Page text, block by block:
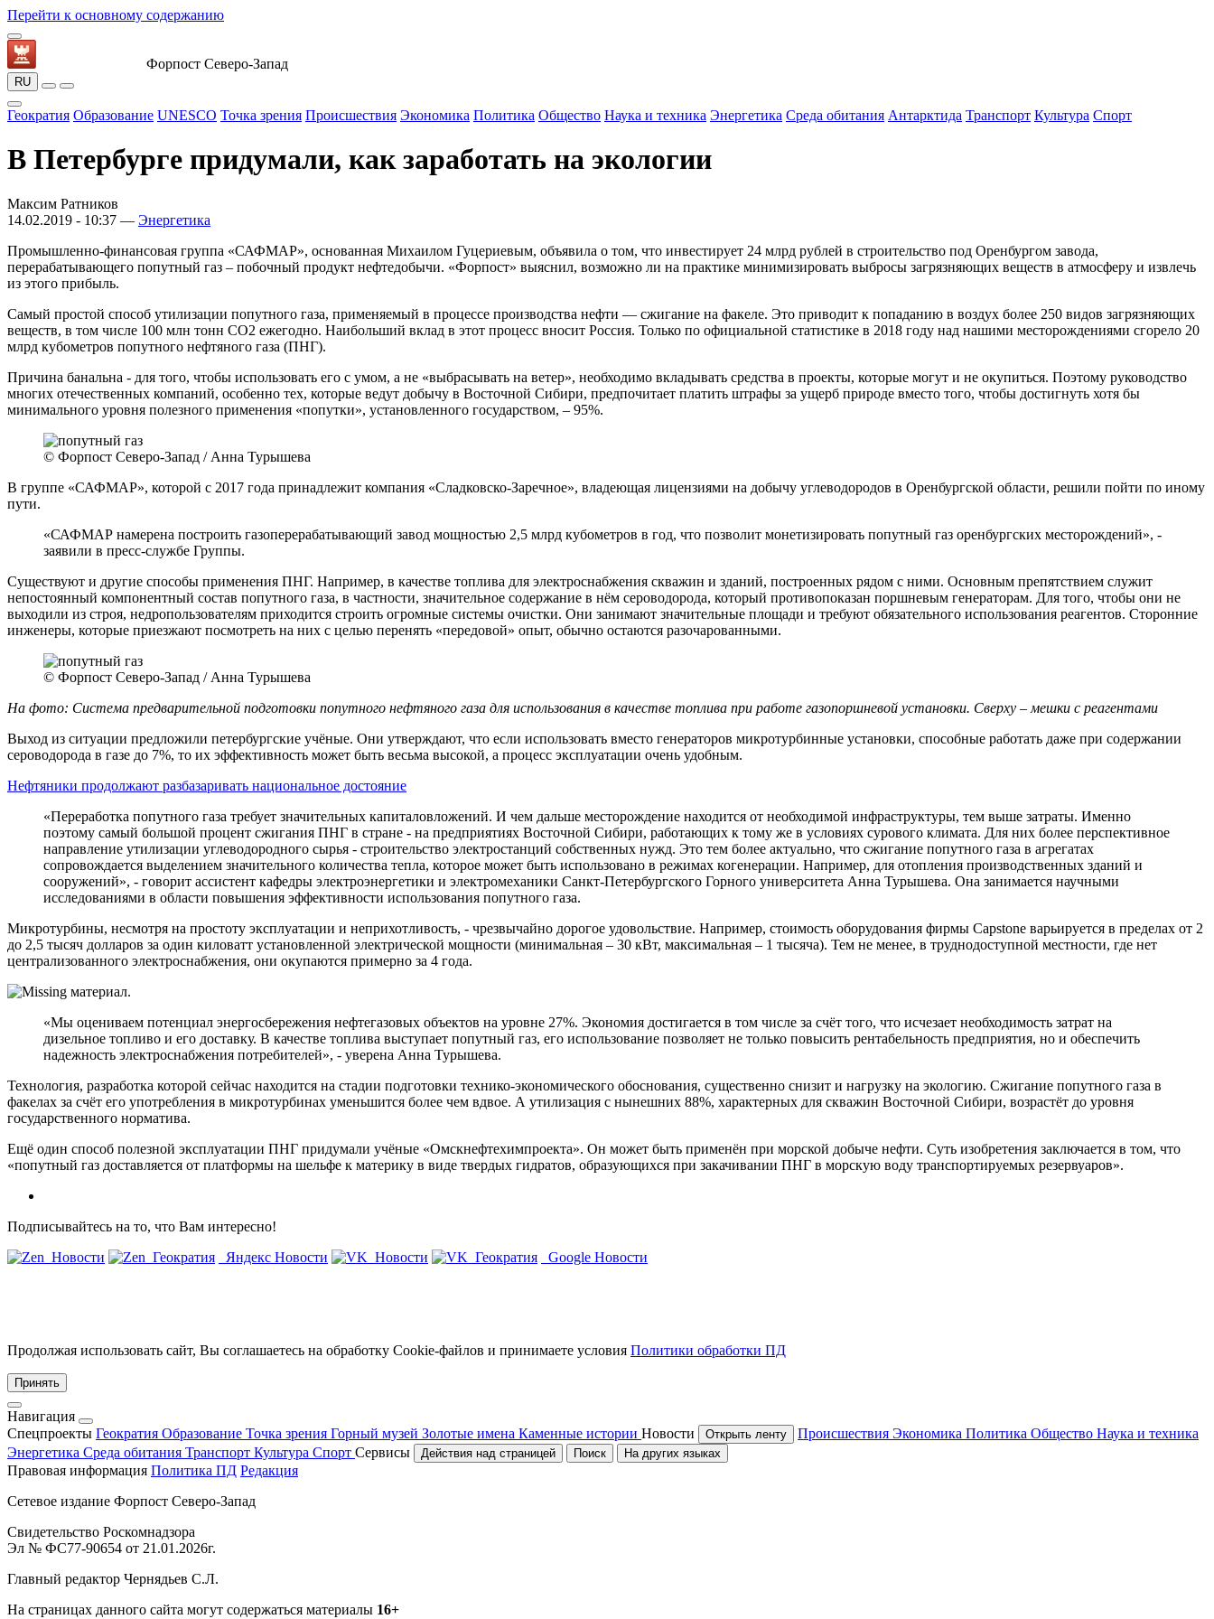
Перейти к основному содержанию
Форпост Северо-Запад
RU
Геократия Образование UNESCO Точка зрения Происшествия Экономика Политика Общество Наука и техника Энергетика Среда обитания Антарктида Транспорт Культура Спорт
В Петербурге придумали, как заработать на экологии
Максим Ратников
14.02.2019 - 10:37 — Энергетика
Промышленно-финансовая группа «САФМАР», основанная Михаилом Гуцериевым, объявила о том, что инвестирует 24 млрд рублей в строительство под Оренбургом завода,
перерабатывающего попутный газ – побочный продукт нефтедобычи. «Форпост» выяснил, возможно ли на практике минимизировать выбросы загрязняющих веществ в атмосферу и извлечь
из этого прибыль.
Самый простой способ утилизации попутного газа, применяемый в процессе производства нефти — сжигание на факеле. Это приводит к попаданию в воздух более 250 видов загрязняющих
веществ, в том числе 100 млн тонн СО2 ежегодно. Наибольший вклад в этот процесс вносит Россия. Только по официальной статистике в 2018 году над нашими месторождениями сгорело 20
млрд кубометров попутного нефтяного газа (ПНГ).
Причина банальна - для того, чтобы использовать его с умом, а не «выбрасывать на ветер», необходимо вкладывать средства в проекты, которые могут и не окупиться. Поэтому руководство
многих отечественных компаний, особенно тех, которые ведут добычу в Восточной Сибири, предпочитает платить штрафы за ущерб природе вместо того, чтобы достигнуть хотя бы
минимального уровня полезного применения «попутки», установленного государством, – 95%.
© Форпост Северо-Запад / Анна Турышева
В группе «САФМАР», которой с 2017 года принадлежит компания «Сладковско-Заречное», владеющая лицензиями на добычу углеводородов в Оренбургской области, решили пойти по иному
пути.
«САФМАР намерена построить газоперерабатывающий завод мощностью 2,5 млрд кубометров в год, что позволит монетизировать попутный газ оренбургских месторождений», -
заявили в пресс-службе Группы.
Существуют и другие способы применения ПНГ. Например, в качестве топлива для электроснабжения скважин и зданий, построенных рядом с ними. Основным препятствием служит
непостоянный компонентный состав попутного газа, в частности, значительное содержание в нём сероводорода, который противопоказан поршневым генераторам. Для того, чтобы они не
выходили из строя, недропользователям приходится строить огромные системы очистки. Они занимают значительные площади и требуют обязательного использования реагентов. Сторонние
инженеры, которые приезжают посмотреть на них с целью перенять «передовой» опыт, обычно остаются разочарованными.
© Форпост Северо-Запад / Анна Турышева
На фото: Система предварительной подготовки попутного нефтяного газа для использования в качестве топлива при работе газопоршневой установки. Сверху – мешки с реагентами
Выход из ситуации предложили петербургские учёные. Они утверждают, что если использовать вместо генераторов микротурбинные установки, способные работать даже при содержании
сероводорода в газе до 7%, то их эффективность может быть весьма высокой, а процесс эксплуатации очень удобным.
Нефтяники продолжают разбазаривать национальное достояние
«Переработка попутного газа требует значительных капиталовложений. И чем дальше месторождение находится от необходимой инфраструктуры, тем выше затраты. Именно
поэтому самый большой процент сжигания ПНГ в стране - на предприятиях Восточной Сибири, работающих к тому же в условиях сурового климата. Для них более перспективное
направление утилизации углеводородного сырья - строительство электростанций собственных нужд. Это тем более актуально, что сжигание попутного газа в агрегатах
сопровождается выделением значительного количества тепла, которое может быть использовано в режимах когенерации. Например, для отопления производственных зданий и
сооружений», - говорит ассистент кафедры электроэнергетики и электромеханики Санкт-Петербургского Горного университета Анна Турышева. Она занимается научными
исследованиями в области повышения эффективности использования попутного газа.
Микротурбины, несмотря на простоту эксплуатации и неприхотливость, - чрезвычайно дорогое удовольствие. Например, стоимость оборудования фирмы Capstone варьируется в пределах от 2
до 2,5 тысяч долларов за один киловатт установленной электрической мощности (минимальная – 30 кВт, максимальная – 1 тысяча). Тем не менее, в труднодоступной местности, где нет
централизованного электроснабжения, они окупаются примерно за 4 года.
«Мы оцениваем потенциал энергосбережения нефтегазовых объектов на уровне 27%. Экономия достигается в том числе за счёт того, что исчезает необходимость затрат на
дизельное топливо и его доставку. В качестве топлива выступает попутный газ, его использование позволяет не только повысить рентабельность предприятия, но и обеспечить
надежность электроснабжения потребителей», - уверена Анна Турышева.
Технология, разработка которой сейчас находится на стадии подготовки технико-экономического обоснования, существенно снизит и нагрузку на экологию. Сжигание попутного газа в
факелах за счёт его употребления в микротурбинах уменьшится более чем вдвое. А утилизация с нынешних 88%, характерных для скважин Восточной Сибири, возрастёт до уровня
государственного норматива.
Ещё один способ полезной эксплуатации ПНГ придумали учёные «Омскнефтехимпроекта». Он может быть применён при морской добыче нефти. Суть изобретения заключается в том, что
«попутный газ доставляется от платформы на шельфе к материку в виде твердых гидратов, образующихся при закачивании ПНГ в морскую воду транспортируемых резервуаров».
Подписывайтесь на то, что Вам интересно!
Новости
Геократия Яндекс Новости Новости Геократия Google Новости
Продолжая использовать сайт, Вы соглашаетесь на обработку Cookie-файлов и принимаете условия Политики обработки ПД
Принять
Навигация
Спецпроекты Геократия Образование Точка зрения Горный музей Золотые имена Каменные истории Новости Открыть ленту Происшествия Экономика Политика Общество Наука и техника
Энергетика Среда обитания Транспорт Культура Спорт Сервисы Действия над страницей Поиск На других языках
Правовая информация Политика ПД Редакция
Сетевое издание Форпост Северо-Запад
Свидетельство Роскомнадзора
Эл № ФС77-90654 от 21.01.2026г.
Главный редактор Чернядьев С.Л.
На страницах данного сайта могут содержаться материалы 16+